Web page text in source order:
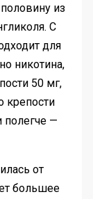
из
С
для
никотина,
50 мг,
крепости
полегче —
от
большее